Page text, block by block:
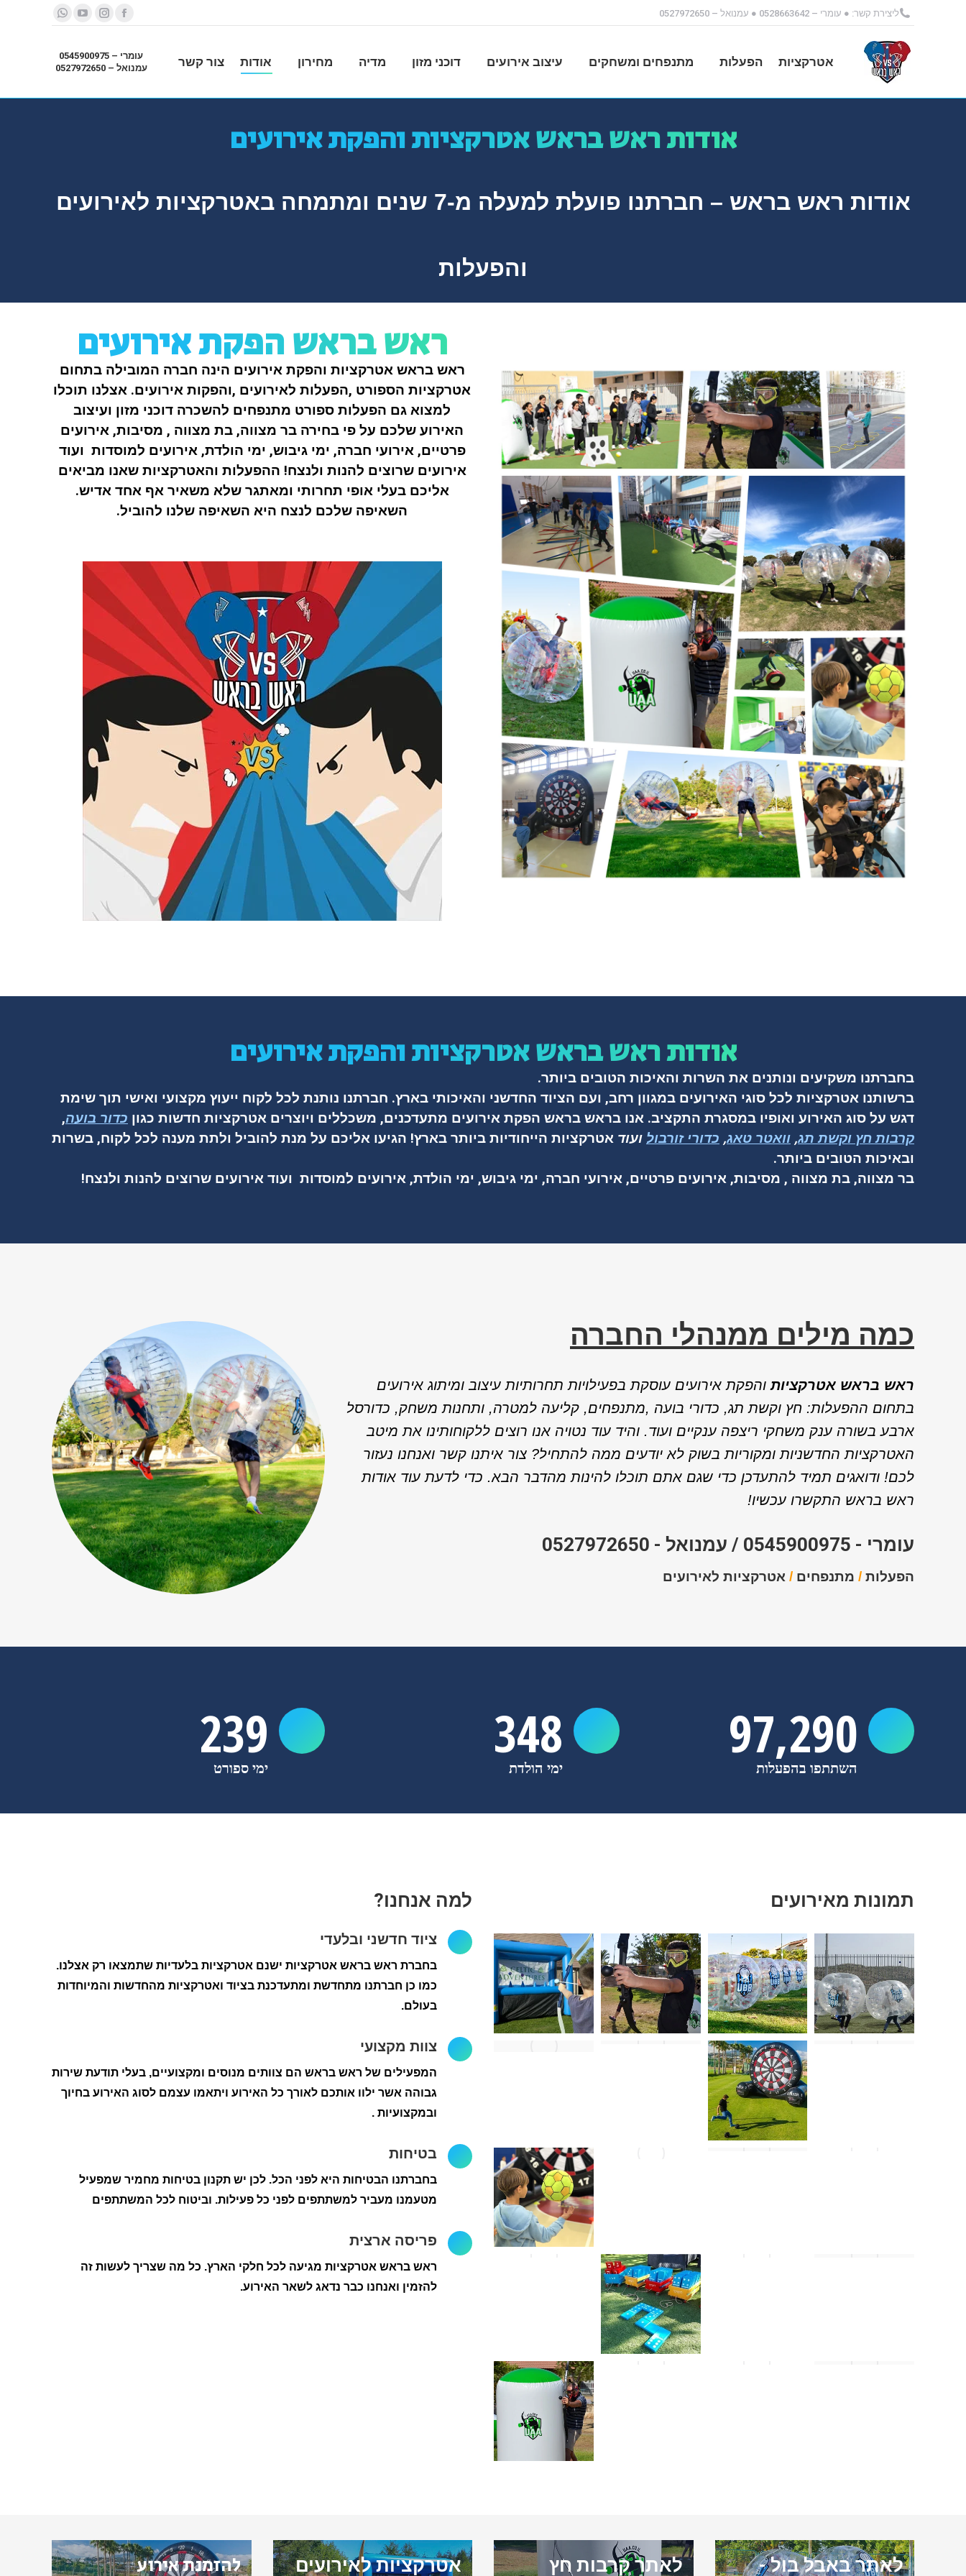
ליצירת קשר: ● עומרי – 0528663642 ● עמנואל – 0527972650
Facebook
Instagram
YouTube
Whatsapp
אטרקציות הפעלות מתנפחים ומשחקים עיצוב אירועים דוכני מזון מדיה מחירון אודות צור קשר
עומרי – 0545900975
עמנואל – 0527972650
אודות ראש בראש אטרקציות והפקת אירועים
אודות ראש בראש – חברתנו פועלת למעלה מ-7 שנים ומתמחה באטרקציות לאירועים
והפעלות
ראש בראש הפקת אירועים
ראש בראש אטרקציות והפקת אירועים הינה חברה המובילה בתחום
אטרקציות הספורט ,הפעלות לאירועים ,והפקות אירועים. אצלנו תוכלו
למצוא גם הפעלות ספורט מתנפחים להשכרה דוכני מזון ועיצוב
האירוע שלכם על פי בחירה בר מצווה, בת מצווה , מסיבות, אירועים
פרטיים, אירועי חברה, ימי גיבוש, ימי הולדת, אירועים למוסדות ועוד
אירועים שרוצים להנות ולנצח! ההפעלות והאטרקציות שאנו מביאים
אליכם בעלי אופי תחרותי ומאתגרשלא משאיר אף אחד אדיש.
השאיפה שלכם לנצח היא השאיפה שלנו להוביל.
אודות ראש בראש אטרקציות והפקת אירועים
בחברתנו משקיעים ונותנים את השרות והאיכות הטובים ביותר.
ברשותנו אטרקציות לכל סוגי האירועים במגוון רחב, ועם הציוד החדשני והאיכותי בארץ. חברתנו נותנת לכל לקוח ייעוץ מקצועי ואישי תוך שימת
דגש על סוג האירוע ואופיו במסגרת התקציב. אנו בראש בראש הפקת אירועים מתעדכנים, משכללים ויוצרים אטרקציות חדשות כגון כדור בועה,
קרבות חץ וקשת תג, וואטר טאג, כדורי זורבול ועוד אטרקציות הייחודיות ביותר בארץ! הגיעו אליכם על מנת להוביל ולתת מענה לכל לקוח, בשרות
ובאיכות הטובים ביותר.
בר מצווה, בת מצווה , מסיבות, אירועים פרטיים, אירועי חברה, ימי גיבוש, ימי הולדת, אירועים למוסדות ועוד אירועים שרוצים להנות ולנצח!
כמה מילים ממנהלי החברה
ראש בראש אטרקציותוהפקת אירועים עוסקת בפעילויות תחרותיות עיצוב ומיתוג אירועים
בתחום ההפעלות: חץ וקשת תג, כדורי בועה ,מתנפחים, קליעה למטרה, ותחנות משחק, כדורסל
ארבע בשורה ענק משחקי ריצפה ענקיים ועוד. והיד עוד נטויה אנו רוצים ללקוחותינו את מיטב
האטרקציות החדשניות ומקוריות בשוק לא יודעים ממה להתחיל? צור איתנו קשר ואנחנו נעזור
לכם! ודואגים תמיד להתעדכן כדי שגם אתם תוכלו להינות מהדבר הבא. כדי לדעת עוד אודות
ראש בראש התקשרו עכשיו!
עומרי - 0545900975 / עמנואל - 0527972650
הפעלות / מתנפחים / אטרקציות לאירועים
240
ימי ספורט
350
ימי הולדת
97,850
השתתפו בהפעלות
למה אנחנו?
ציוד חדשני ובלעדי
בחברת ראש בראש אטרקציות ישנם אטרקציות בלעדיות שתמצאו רק אצלנו.
כמו כן חברתנו מתחדשת ומתעדכנת בציוד ואטרקציות מהחדשות והמיוחדות
בעולם.
צוות מקצועי
המפעילים של ראש בראש הם צוותים מנוסים ומקצועיים, בעלי תודעת שירות
גבוהה אשר ילוו אותכם לאורך כל האירוע ויתאמו עצמם לסוג האירוע בחיוך
ובמקצועיות .
בטיחות
בחברתנו הבטיחות היא לפני הכל. לכן יש תקנון בטיחות מחמיר שמפעיל
מטעמנו מעביר למשתתפים לפני כל פעילות. וביטוח לכל המשתתפים
פריסה ארצית
ראש בראש אטרקציות מגיעה לכל חלקי הארץ. כל מה שצריך לעשות זה
להזמין ואנחנו כבר נדאג לשאר האירוע.
תמונות מאירועים
להזמנת אירוע אטרקציות לאירועים
לאתר קרבות חץ
לאתר באבל בול -